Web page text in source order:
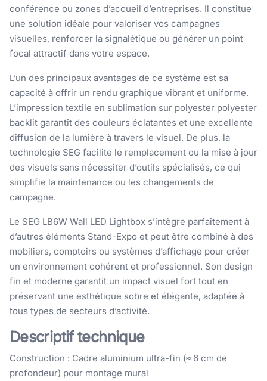
conférence ou zones d’accueil d’entreprises. Il constitue
une solution idéale pour valoriser vos campagnes
visuelles, renforcer la signalétique ou générer un point
focal attractif dans votre espace.
L’un des principaux avantages de ce système est sa
capacité à offrir un rendu graphique vibrant et uniforme.
L’impression textile en sublimation sur polyester polyester
backlit garantit des couleurs éclatantes et une excellente
diffusion de la lumière à travers le visuel. De plus, la
technologie SEG facilite le remplacement ou la mise à jour
des visuels sans nécessiter d’outils spécialisés, ce qui
simplifie la maintenance ou les changements de
campagne.
Le SEG LB6W Wall LED Lightbox s’intègre parfaitement à
d’autres éléments Stand-Expo et peut être combiné à des
mobiliers, comptoirs ou systèmes d’affichage pour créer
un environnement cohérent et professionnel. Son design
fin et moderne garantit un impact visuel fort tout en
préservant une esthétique sobre et élégante, adaptée à
tous types de secteurs d’activité.
Descriptif technique
Construction : Cadre aluminium ultra-fin (≈ 6 cm de
profondeur) pour montage mural